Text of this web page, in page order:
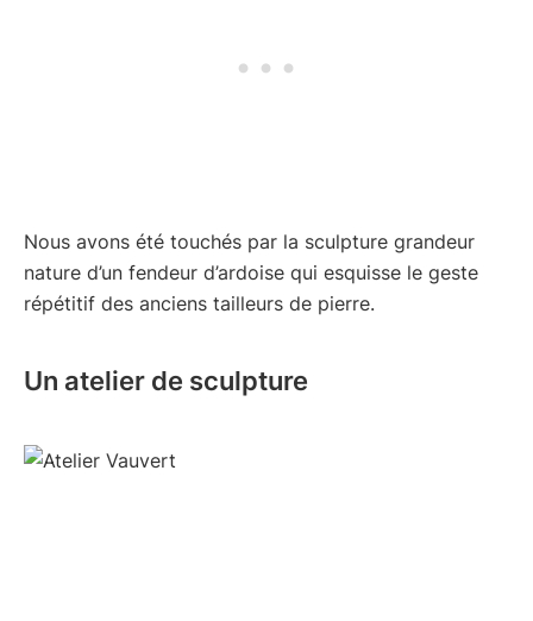
Nous avons été touchés par la sculpture grandeur
nature d’un fendeur d’ardoise qui esquisse le geste
répétitif des anciens tailleurs de pierre.
Un atelier de sculpture